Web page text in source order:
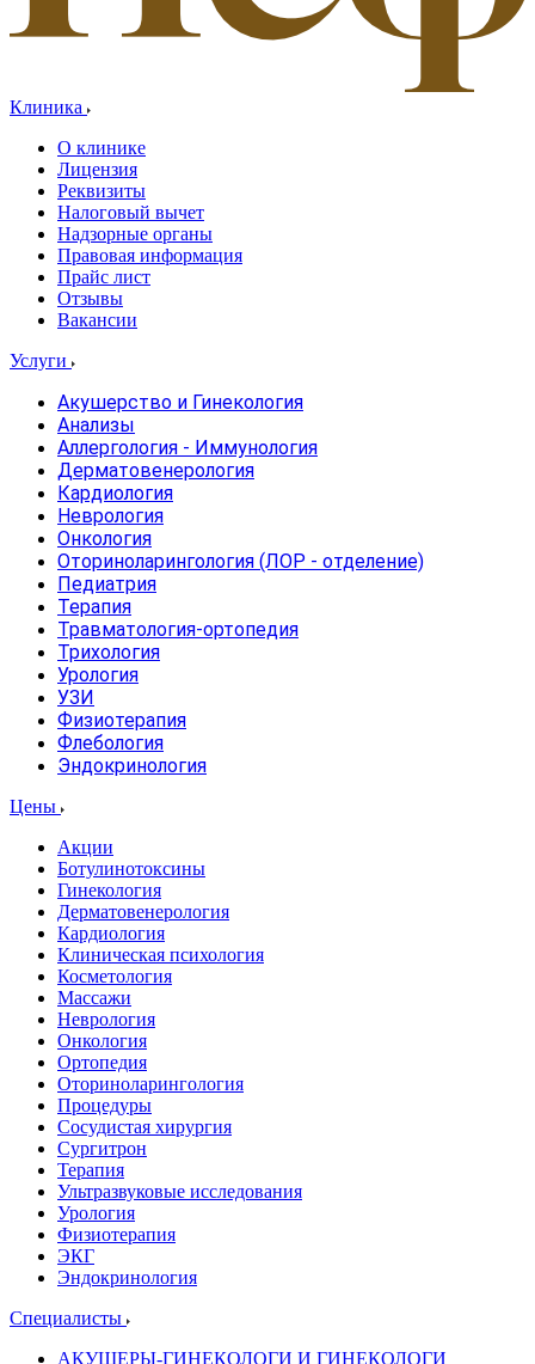
Клиника
О клинике
Лицензия
Реквизиты
Налоговый вычет
Надзорные органы
Правовая информация
Прайс лист
Отзывы
Вакансии
Услуги
Акушерство и Гинекология
Анализы
Аллергология - Иммунология
Дерматовенерология
Кардиология
Неврология
Онкология
Оториноларингология (ЛОР - отделение)
Педиатрия
Терапия
Травматология-ортопедия
Трихология
Урология
УЗИ
Физиотерапия
Флебология
Эндокринология
Цены
Акции
Ботулинотоксины
Гинекология
Дерматовенерология
Кардиология
Клиническая психология
Косметология
Массажи
Неврология
Онкология
Ортопедия
Оториноларингология
Процедуры
Сосудистая хирургия
Сургитрон
Терапия
Ультразвуковые исследования
Урология
Физиотерапия
ЭКГ
Эндокринология
Специалисты
АКУШЕРЫ-ГИНЕКОЛОГИ И ГИНЕКОЛОГИ